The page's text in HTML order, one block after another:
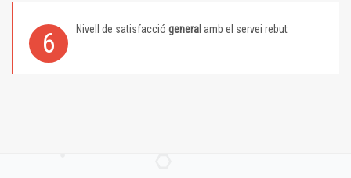
6 Nivell de satisfacció general amb el servei rebut